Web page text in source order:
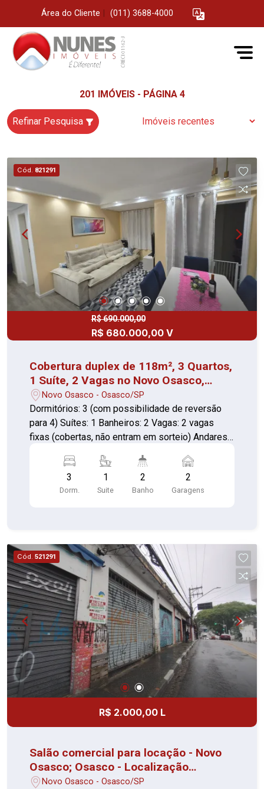
Área do Cliente (011) 3688-4000
201 IMÓVEIS - PÁGINA 4
Refinar Pesquisa
Cód. 821291
R$ 690.000,00
R$ 680.000,00 V
Cobertura duplex de 118m², 3 Quartos,
1 Suíte, 2 Vagas no Novo Osasco,
Osasco/SP
Novo Osasco - Osasco/SP
Dormitórios: 3 (com possibilidade de reversão
para 4) Suítes: 1 Banheiros: 2 Vagas: 2 vagas
fixas (cobertas, não entram em sorteio) Andares:
Sacada: lateral, com pia e fechamento em vidro
com persiana Terraço: envidraçamento total estilo
cortina de vidro Diferenciais Armários planejados
de jantar Aquecedor a gás digital (atende
banheiros + cozinha) Fechadura digital na entrada
Banheiros com box de vidro Área gourmet no
terraço Observações: Imóvel em excelente
estado, reformado pelos proprietários atuais,
único uso desde entrega pela construtora.
Apartamento | Área útil: 118 m² Condomínio:
Portaria 24h Piscina Playground Salão de festas
com moveis planejados , sofá, mesas e cadeiras
Churrasqueira. Localização: Próximo a padarias,
mercados, farmácias, açougues, hortifrútis,
transporte público A 15min do Centro de Osasco.
3
Dorm.
1
Suite
2
Banho
2
Garagens
Cód. 521291
R$ 2.000,00 L
Salão comercial para locação - Novo
Osasco; Osasco - Localização
privilegiada
Novo Osasco - Osasco/SP